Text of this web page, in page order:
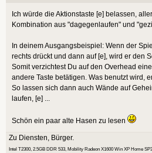
Ich würde die Aktionstaste [e] belassen,
Kombination aus "dagegenlaufen" und
In deinem Ausgangsbeispiel: Wenn der
rechts drückt und dann auf [e], wird er den
Somit verzichtest Du auf den Overhead
andere Taste betätigen. Was benutzt wird,
So lassen sich dann auch Wände auf
laufen, [e] ...
Schön ein paar alte Hasen zu lesen
Zu Diensten, Bürger.
Intel T2300, 2.5GB DDR 533, Mobility Radeon X1600 Win XP Home SP3